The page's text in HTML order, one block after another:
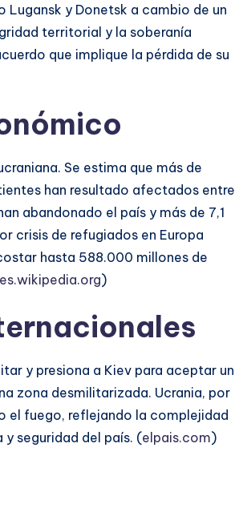
Lugansk y Donetsk a cambio de un
territorial y la soberanía
que implique la pérdida de su
Se estima que más de
han resultado afectados entre
abandonado el país y más de 7,1
crisis de refugiados en Europa
hasta 588.000 millones de
es.wikipedia.org)
y presiona a Kiev para aceptar un
zona desmilitarizada. Ucrania, por
el fuego, reflejando la complejidad
y seguridad del país. (elpais.com)